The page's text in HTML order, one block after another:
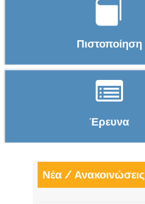
Πιστοποίηση
Έρευνα
Νέα / Ανακοινώσεις